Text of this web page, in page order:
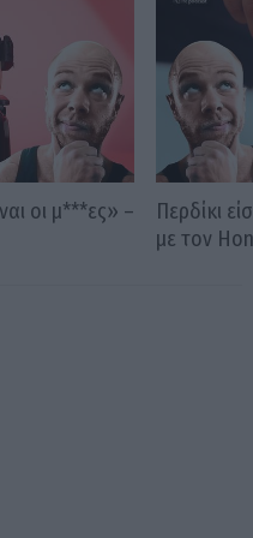
οι μ***ες» –
Περδίκι
με τον